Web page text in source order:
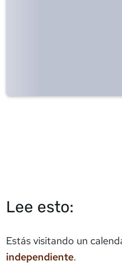
Lee esto:
Estás visitando un
independiente.